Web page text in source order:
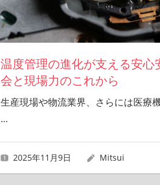
温度管理の進化が支える安心
会と現場力のこれから
生産現場や物流業界、さらには医療
…
2025年11月9日 Mitsui